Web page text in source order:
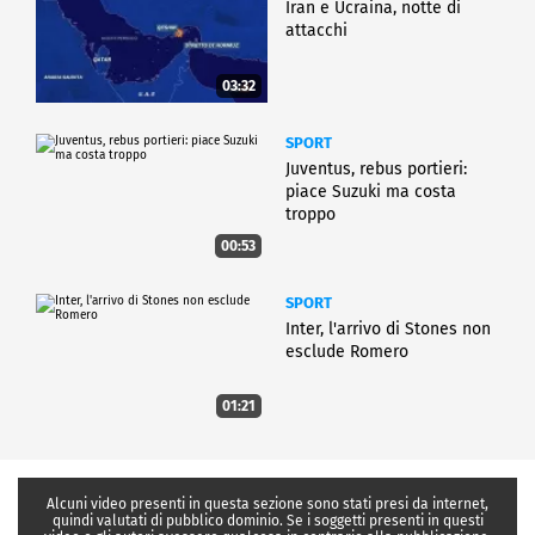
03:32
Iran e Ucraina, notte di
attacchi
00:53
SPORT
Juventus, rebus portieri:
piace Suzuki ma costa
troppo
01:21
SPORT
Inter, l'arrivo di Stones non
esclude Romero
Alcuni video presenti in questa sezione sono stati presi da internet,
quindi valutati di pubblico dominio. Se i soggetti presenti in questi